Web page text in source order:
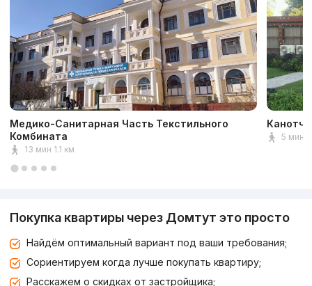
Медико-Санитарная Часть Текстильного
Комбината
13 мин 1.1 км
Канотчи
5 мин
Покупка квартиры через Домтут это просто
Найдём оптимальный вариант под ваши требования;
Сориентируем когда лучше покупать квартиру;
Расскажем о скидках от застройщика;